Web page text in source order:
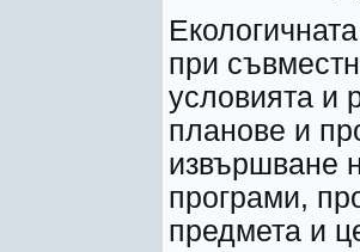
при
условията и
планове и
извършване
програми,
предмета и